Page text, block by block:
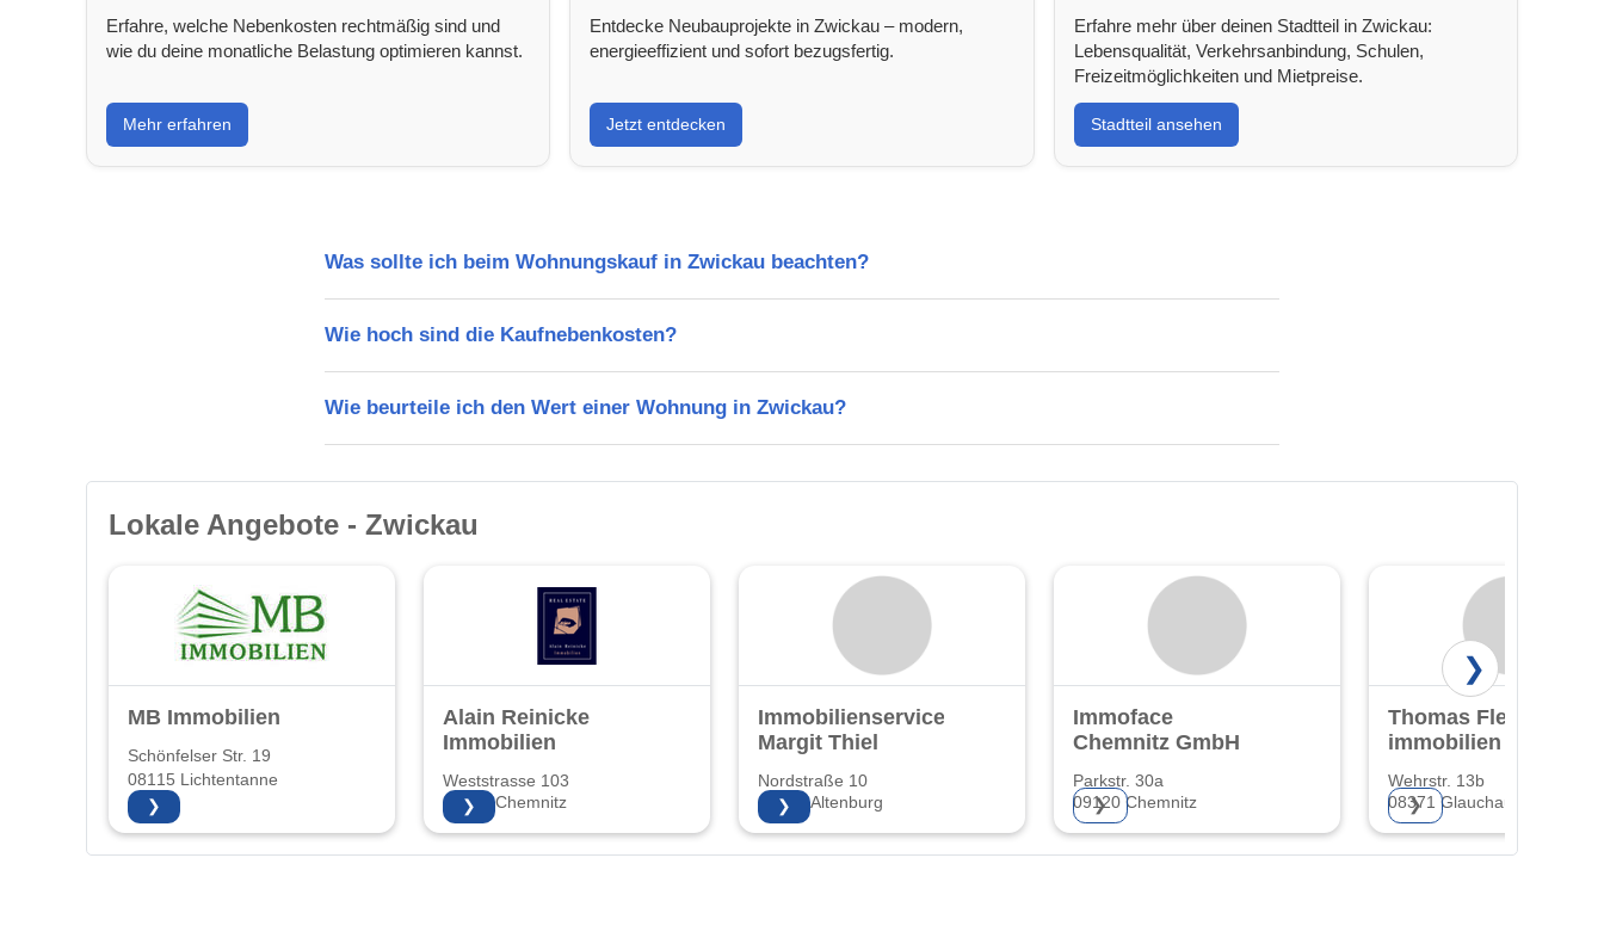
Erfahre, welche Nebenkosten rechtmäßig sind und
wie du deine monatliche Belastung optimieren kannst.
Mehr erfahren
Entdecke Neubauprojekte in Zwickau – modern,
energieeffizient und sofort bezugsfertig.
Jetzt entdecken
Erfahre mehr über deinen Stadtteil in Zwickau:
Lebensqualität, Verkehrsanbindung, Schulen,
Freizeitmöglichkeiten und Mietpreise.
Stadtteil ansehen
Was sollte ich beim Wohnungskauf in Zwickau beachten?
Wie hoch sind die Kaufnebenkosten?
Wie beurteile ich den Wert einer Wohnung in Zwickau?
Lokale Angebote - Zwickau
MB Immobilien
Schönfelser Str. 19
08115 Lichtentanne
❯
Alain Reinicke
Immobilien
Weststrasse 103
09116 Chemnitz
❯
Immobilienservice
Margit Thiel
Nordstraße 10
04600 Altenburg
❯
Immoface
Chemnitz GmbH
Parkstr. 30a
09120 Chemnitz
❯
Thomas Flechsig
immobilien
Wehrstr. 13b
08371 Glauchau
❯
❯